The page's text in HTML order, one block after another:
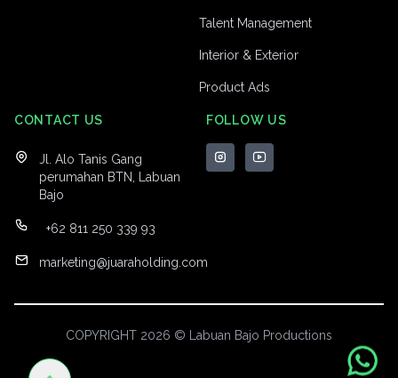
Talent Management
Interior & Exterior
Product Ads
CONTACT US
Jl. Alo Tanis Gang
perumahan BTN, Labuan
Bajo
+62 811 250 339 93
marketing@juaraholding.com
FOLLOW US
COPYRIGHT 2026 © Labuan Bajo Productions